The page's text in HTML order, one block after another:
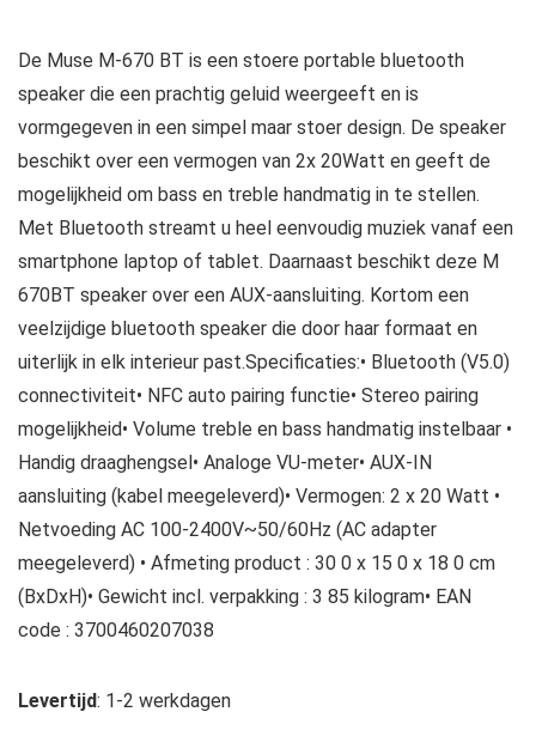
De Muse M-670 BT is een stoere portable bluetooth
speaker die een prachtig geluid weergeeft en is
vormgegeven in een simpel maar stoer design. De speaker
beschikt over een vermogen van 2x 20Watt en geeft de
mogelijkheid om bass en treble handmatig in te stellen.
Met Bluetooth streamt u heel eenvoudig muziek vanaf een
smartphone laptop of tablet. Daarnaast beschikt deze M
670BT speaker over een AUX-aansluiting. Kortom een
veelzijdige bluetooth speaker die door haar formaat en
uiterlijk in elk interieur past.Specificaties:• Bluetooth (V5.0)
connectiviteit• NFC auto pairing functie• Stereo pairing
mogelijkheid• Volume treble en bass handmatig instelbaar •
Handig draaghengsel• Analoge VU-meter• AUX-IN
aansluiting (kabel meegeleverd)• Vermogen: 2 x 20 Watt •
Netvoeding AC 100-2400V~50/60Hz (AC adapter
meegeleverd) • Afmeting product : 30 0 x 15 0 x 18 0 cm
(BxDxH)• Gewicht incl. verpakking : 3 85 kilogram• EAN
code : 3700460207038
Levertijd: 1-2 werkdagen